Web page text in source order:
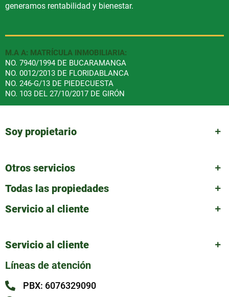
generamos rentabilidad y bienestar.
M.A A: MATRÍCULA INMOBILIARIA:
NO. 7940/1994 DE BUCARAMANGA
NO. 0012/2013 DE FLORIDABLANCA
NO. 246-G/13 DE PIEDECUESTA
NO. 103 DEL 27/10/2017 DE GIRÓN
Soy propietario
Otros servicios
Todas las propiedades
Servicio al cliente
Servicio al cliente
Líneas de atención
PBX: 6076329090